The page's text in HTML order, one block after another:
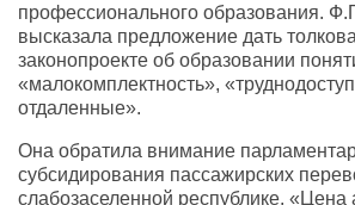
профессионального образования.
высказала предложение дать
законопроекте об образовании
«малокомплектность»,
отдаленные».
Она обратила внимание
субсидирования пассажирских
слабозаселенной республике. «Цена